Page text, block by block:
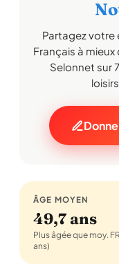
Partagez votre
Français à
Selonnet sur
ÂGE MOYEN
49,7 ans
Plus âgée que moy.
ans)